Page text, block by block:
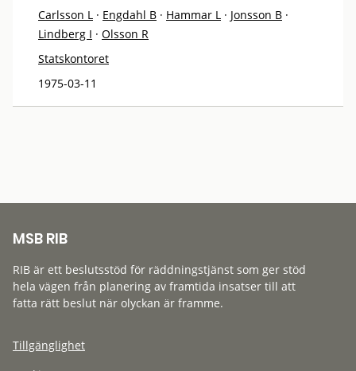
Carlsson L · Engdahl B · Hammar L · Jonsson B ·
Lindberg I · Olsson R
Statskontoret
1975-03-11
MSB RIB
RIB är ett beslutsstöd för räddningstjänst som ger stöd
hela vägen från planering av framtida insatser till att
fatta rätt beslut när olyckan är framme.
Tillgänglighet